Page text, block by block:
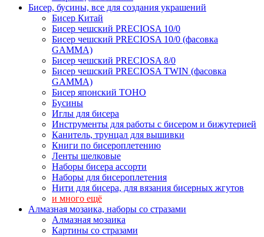
Бисер, бусины, все для создания украшений
Бисер Китай
Бисер чешский PRECIOSA 10/0
Бисер чешский PRECIOSA 10/0 (фасовка
GAMMA)
Бисер чешский PRECIOSA 8/0
Бисер чешский PRECIOSA TWIN (фасовка
GAMMA)
Бисер японский TOHO
Бусины
Иглы для бисера
Инструменты для работы с бисером и бижутерией
Канитель, трунцал для вышивки
Книги по бисероплетению
Ленты шелковые
Наборы бисера ассорти
Наборы для бисероплетения
Нити для бисера, для вязания бисерных жгутов
и много ещё
Алмазная мозаика, наборы со стразами
Алмазная мозаика
Картины co стразами